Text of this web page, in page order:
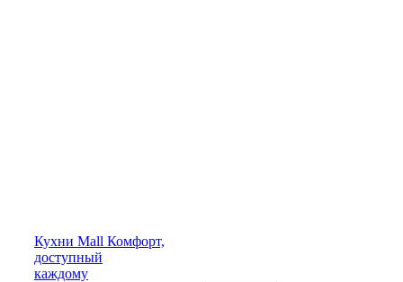
Кухни Mall Комфорт,
доступный
каждому